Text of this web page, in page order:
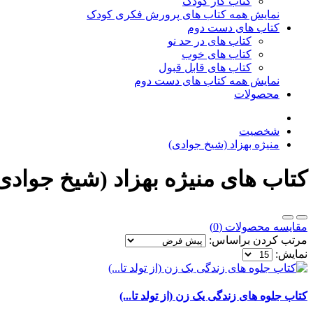
نمایش همه کتاب های پرورش فکری کودک
کتاب های دست دوم
کتاب های در حد نو
کتاب های خوب
کتاب های قابل قبول
نمایش همه کتاب های دست دوم
محصولات
شخصیت
منیژه بهزاد (شیخ جوادی)
کتاب های منیژه بهزاد (شیخ
مقایسه محصولات (0)
مرتب کردن براساس:
نمایش:
کتاب جلوه های زندگی یک زن (از تولد تا...)